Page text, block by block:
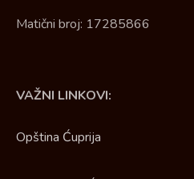
Matični broj: 17285866
VAŽNI LINKOVI:
Opština Ćuprija